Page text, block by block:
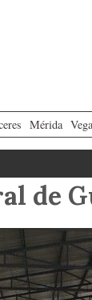
Mérida
de